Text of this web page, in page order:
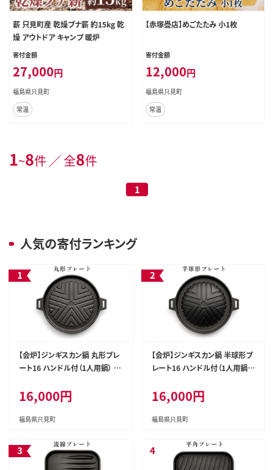
薪 只見町産 乾燥ブナ薪 約15kg 乾
燥 アウトドア キャンプ 暖炉
寄付金額
27,000円
福島県只見町
常温
【赤塚畳店】めごたたみ 小1枚
寄付金額
12,000円
福島県只見町
常温
1~8件 ／ 全8件
1
人気の寄付ランキング
【会炉】ジンギスカン鍋 丸形プレ
ート16 ハンドル付（1人用鍋） 雑
16,000円
福島県只見町
【会炉】ジンギスカン鍋 半球形プ
レート16 ハンドル付（1人用鍋）
16,000円
福島県只見町